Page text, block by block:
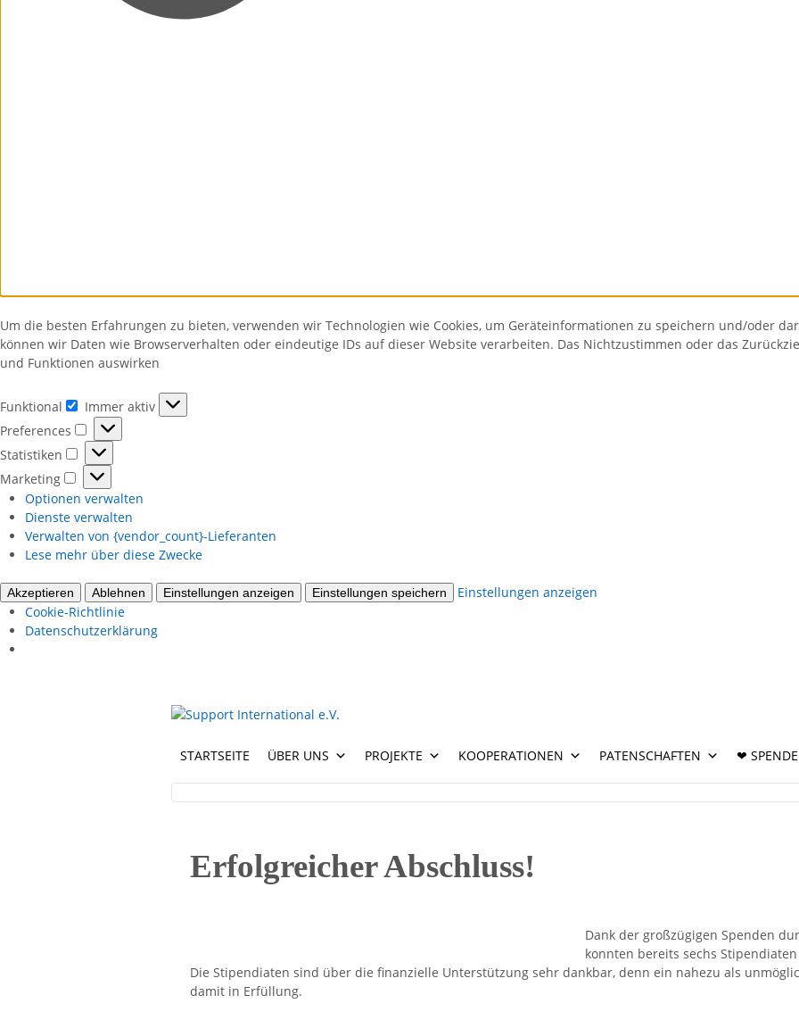
Um die besten Erfahrungen zu bieten, verwenden wir Technologien wie Cookies, um Geräteinformationen zu speichern und/oder
können wir Daten wie Browserverhalten oder eindeutige IDs auf dieser Website verarbeiten. Das Nichtzustimmen oder das
und Funktionen auswirken
Funktional
Funktional
Immer aktiv
Preferences
Preferences
Statistiken
Statistiken
Marketing
Marketing
Optionen verwalten
Dienste verwalten
Verwalten von {vendor_count}-Lieferanten
Lese mehr über diese Zwecke
Akzeptieren Ablehnen Einstellungen anzeigen Einstellungen speichern
Einstellungen anzeigen
Cookie-Richtlinie
Datenschutzerklärung
STARTSEITE ÜBER UNS PROJEKTE KOOPERATIONEN PATENSCHAFTEN ❤
Erfolgreicher Abschluss!
Dank der großzügigen Spenden
konnten bereits sechs
Die Stipendiaten sind über die finanzielle Unterstützung sehr dankbar, denn ein nahezu als
damit in Erfüllung.